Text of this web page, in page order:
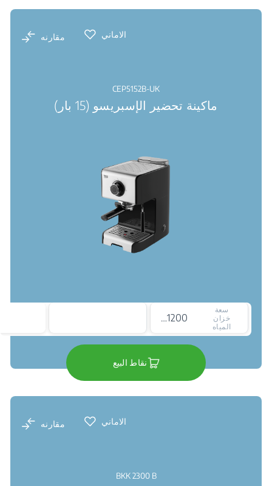
الاماني مقارنه
CEP5152B-UK
ماكينة تحضير الإسبريسو (15 بار)
سعة
خزان
المياه
1200 ملي لتر
نقاط البيع
الاماني مقارنه
BKK 2300 B